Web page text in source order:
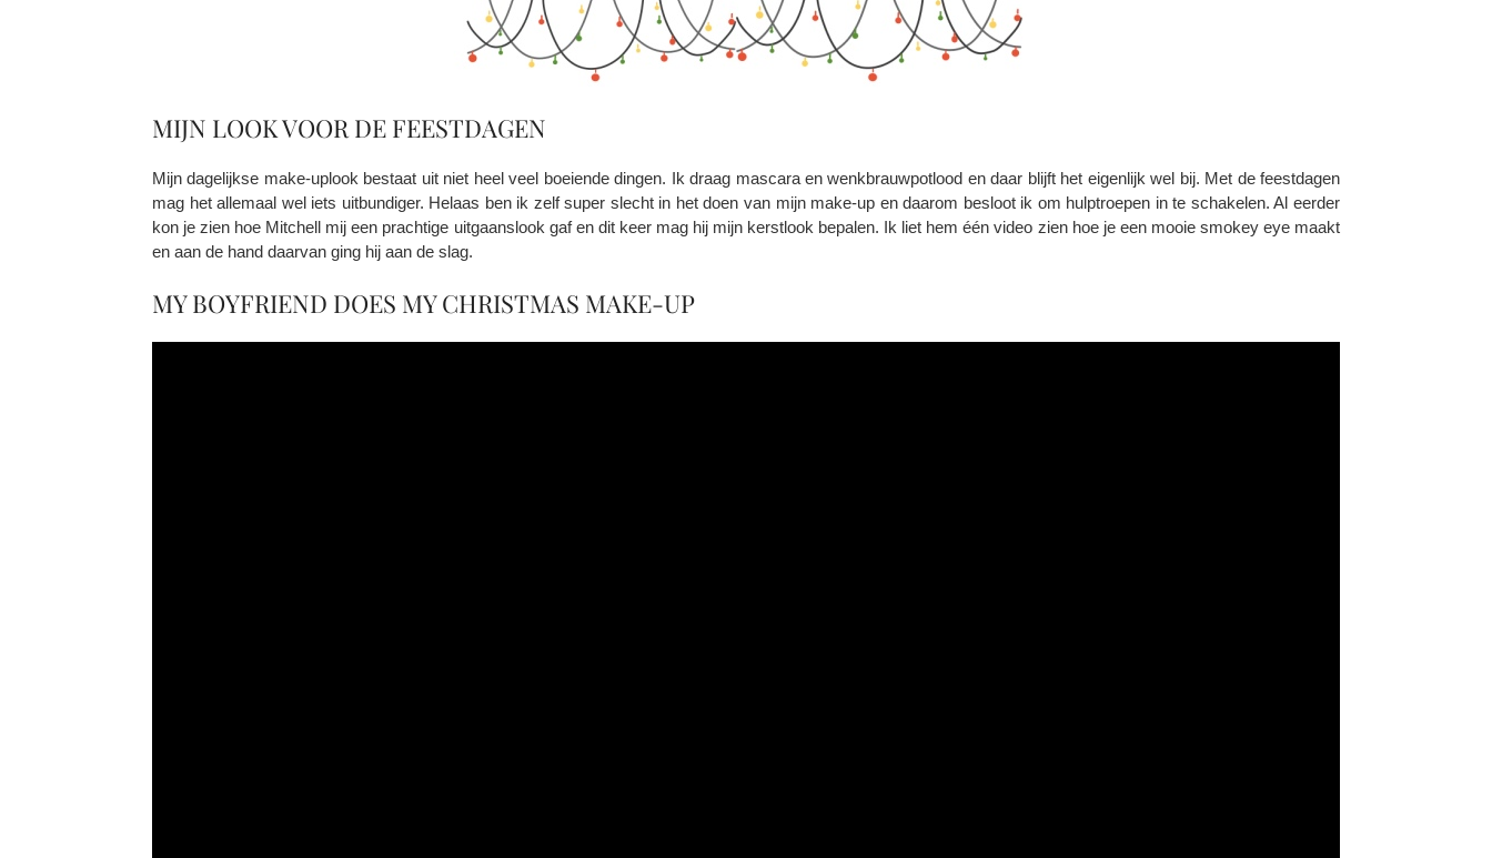
MIJN LOOK VOOR DE FEESTDAGEN
Mijn dagelijkse make-uplook bestaat uit niet heel veel boeiende dingen. Ik draag mascara en wenkbrauwpotlood en daar blijft het eigenlijk wel bij. Met de feestdagen
mag het allemaal wel iets uitbundiger. Helaas ben ik zelf super slecht in het doen van mijn make-up en daarom besloot ik om hulptroepen in te schakelen. Al eerder
kon je zien hoe Mitchell mij een prachtige uitgaanslook gaf en dit keer mag hij mijn kerstlook bepalen. Ik liet hem één video zien hoe je een mooie smokey eye maakt
en aan de hand daarvan ging hij aan de slag.
MY BOYFRIEND DOES MY CHRISTMAS MAKE-UP